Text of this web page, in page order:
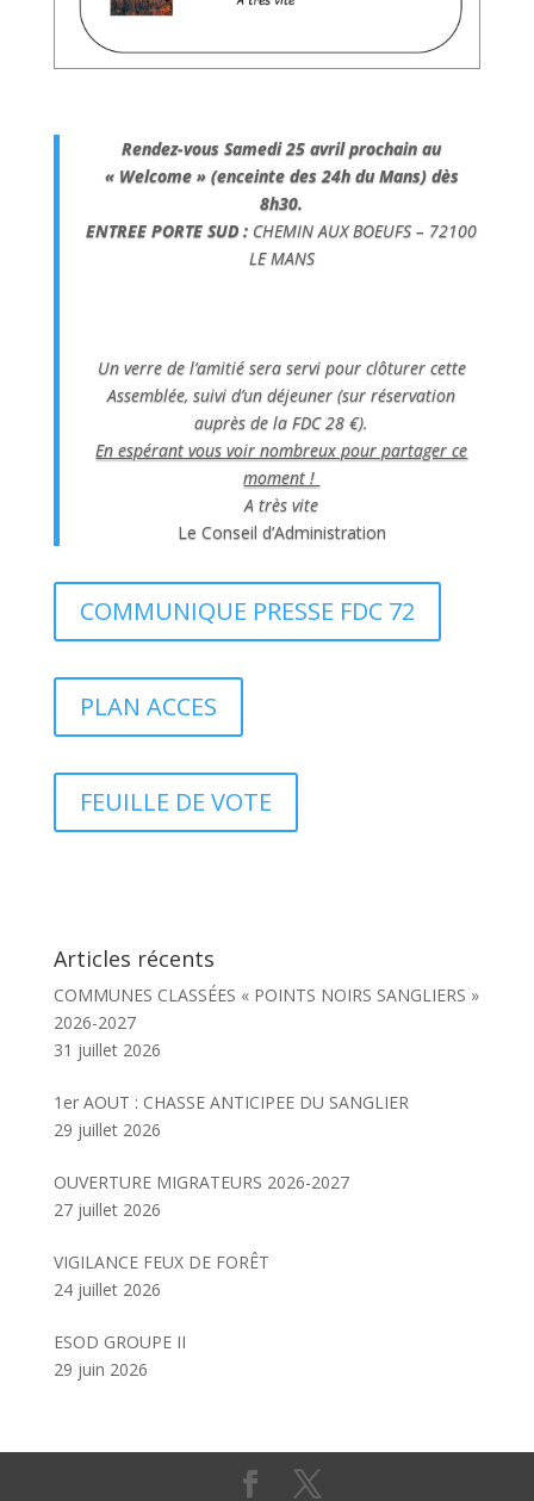
Rendez-vous Samedi 25 avril prochain au
« Welcome » (enceinte des 24h duMans) dès
8h30.
ENTREE PORTE SUD : CHEMIN AUX BOEUFS – 72100
LE MANS
Un verre de l’amitié sera servi pour clôturer cette
Assemblée, suivi d’un déjeuner (sur réservation
auprès de la FDC 28 €).
En espérant vous voir nombreux pour partager ce
moment !
A très vite
Le Conseil d’Administration
COMMUNIQUE PRESSE FDC 72
PLAN ACCES
FEUILLE DE VOTE
Articles récents
COMMUNES CLASSÉES « POINTS NOIRS SANGLIERS »
2026-2027
31 juillet 2026
1er AOUT : CHASSE ANTICIPEE DU SANGLIER
29 juillet 2026
OUVERTURE MIGRATEURS 2026-2027
27 juillet 2026
VIGILANCE FEUX DE FORÊT
24 juillet 2026
ESOD GROUPE II
29 juin 2026